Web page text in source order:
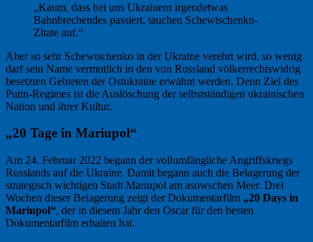
„Kaum, dass bei uns Ukrainern irgendetwas
Bahnbrechendes passiert, tauchen Schewtschenko-
Zitate auf.“
Aber so sehr Schewtschenko in der Ukraine verehrt wird, so wenig
darf sein Name vermutlich in den von Russland völkerrechtswidrig
besetzten Gebieten der Ostukraine erwähnt werden. Denn Ziel des
Putin-Regimes ist die Auslöschung der selbstständigen ukrainischen
Nation und ihrer Kultur.
„20 Tage in Mariupol“
Am 24. Februar 2022 begann der vollumfängliche Angriffskriegs
Russlands auf die Ukraine. Damit begann auch die Belagerung der
strategisch wichtigen Stadt Mariupol am asowschen Meer. Drei
Wochen dieser Belagerung zeigt der Dokumentarfilm „20 Days in
Mariupol“, der in diesem Jahr den Oscar für den besten
Dokumentarfilm erhalten hat.